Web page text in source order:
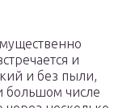
и
и без пыли,
большом числе